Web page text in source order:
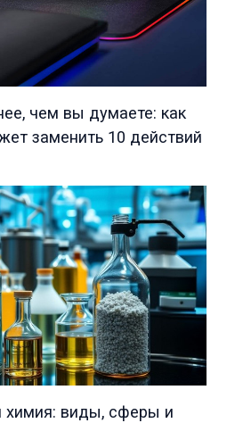
чем вы думаете: как
заменить 10 действий
виды, сферы и